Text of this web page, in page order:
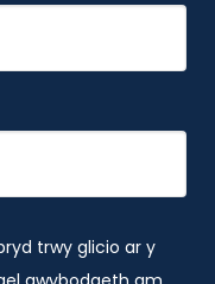
trwy glicio ar y